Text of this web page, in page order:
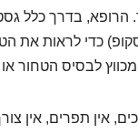
הרופא, בדרך כלל
כדי לראות את
לבסיס הטחור
אין תפרים, אין